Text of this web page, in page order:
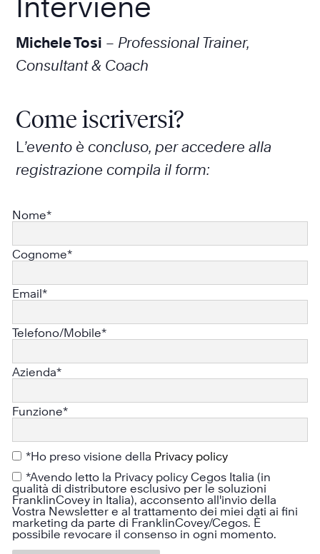
Michele Tosi – Professional Trainer,
Consultant & Coach
Come iscriversi?
L’evento è concluso, per accedere alla
registrazione compila il form:
Nome*
Cognome*
Email*
Telefono/Mobile*
Azienda*
Funzione*
*Ho preso visione della Privacy policy
*Avendo letto la Privacy policy Cegos Italia (in
qualità di distributore esclusivo per le soluzioni
FranklinCovey in Italia), acconsento all'invio della
Vostra Newsletter e al trattamento dei miei dati ai fini
marketing da parte di FranklinCovey/Cegos. È
possibile revocare il consenso in ogni momento.